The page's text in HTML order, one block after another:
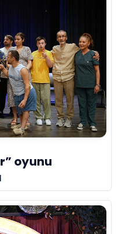
oyunu